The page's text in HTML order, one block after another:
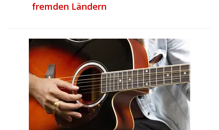
fremden Ländern